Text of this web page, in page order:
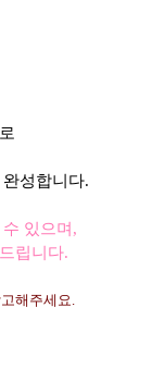
성합니다.
있으며,
립니다.
해주세요.